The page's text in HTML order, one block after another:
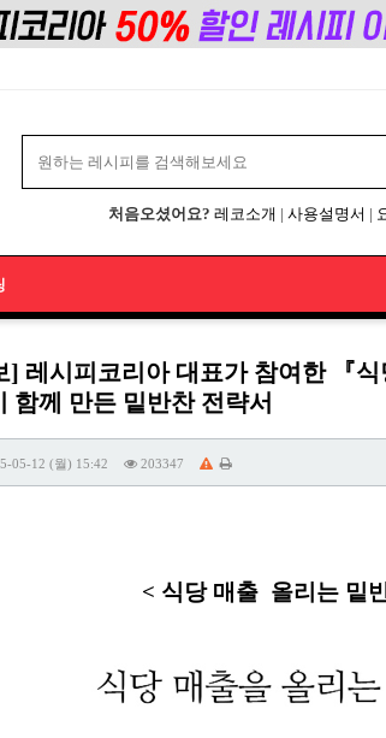
처음오셨어요? 레코소개 | 사용설명서 |
] 레시피코리아 대표가 참여한 『
함께 만든 밑반찬 전략서
05-12 (월) 15:42 203347
< 식당 매출 올리는 밑